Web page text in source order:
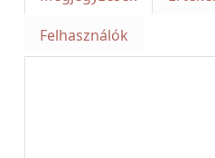
Felhasználók